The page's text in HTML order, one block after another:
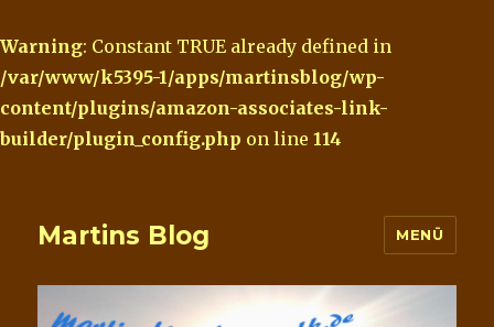
Warning: Constant TRUE already defined in
/var/www/k5395-1/apps/martinsblog/wp-
content/plugins/amazon-associates-link-
builder/plugin_config.php on line 114
Martins Blog MENÜ